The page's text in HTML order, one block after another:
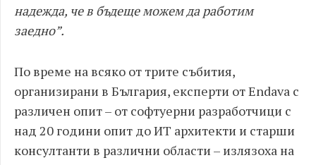
надежда, че в бъдеще можем да работим
заедно”.
По време на всяко от трите събития,
организирани в България, експерти от Endava с
различен опит – от софтуерни разработчици с
над 20 години опит до ИТ архитекти и старши
консултанти в различни области – излязоха на